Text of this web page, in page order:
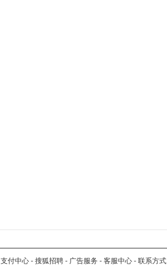
支付中心 - 搜狐招聘 - 广告服务 - 客服中心 - 联系方式